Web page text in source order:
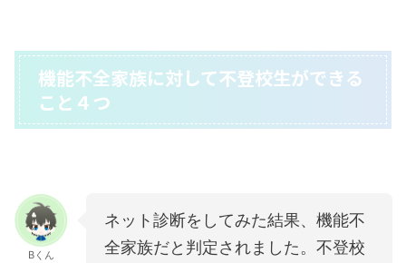
機能不全家族に対して不登校生ができる
こと４つ
Bくん
ネット診断をしてみた結果、機能不
全家族だと判定されました。不登校